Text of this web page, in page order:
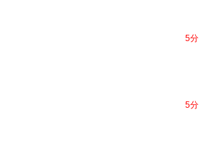
5分
5分